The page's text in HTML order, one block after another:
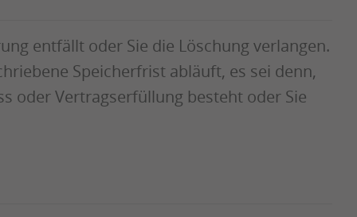
entfällt oder Sie die Löschung verlangen.
Speicherfrist abläuft, es sei denn,
oder Vertragserfüllung besteht oder Sie